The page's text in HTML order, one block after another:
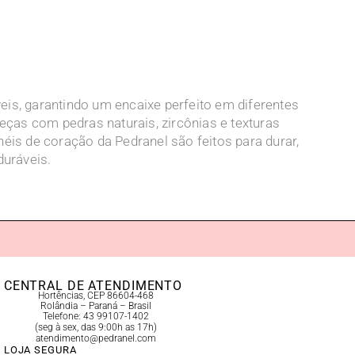
garantindo um encaixe perfeito em diferentes
com pedras naturais, zircônias e texturas
de coração da Pedranel são feitos para durar,
CENTRAL DE ATENDIMENTO
Hortências, CEP 86604-468
Rolândia – Paraná – Brasil
Telefone: 43 99107-1402
(seg à sex, das 9:00h as 17h)
atendimento@pedranel.com
LOJA SEGURA